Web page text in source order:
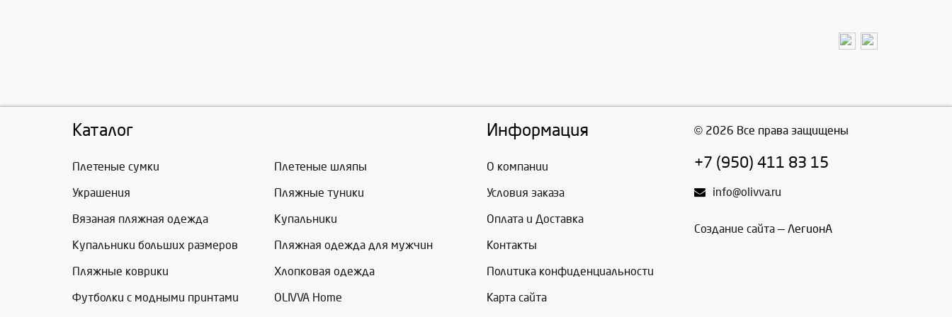
Каталог
Плетеные сумки Плетеные шляпы
Украшения Пляжные туники
Вязаная пляжная одежда Купальники
Купальники больших размеров Пляжная одежда для мужчин
Пляжные коврики Хлопковая одежда
Футболки с модными принтами OLIVVA Home
Информация
О компании
Условия заказа
Оплата и Доставка
Контакты
Политика конфиденциальности
Карта сайта
© 2026 Все права защищены
+7 (950) 411 83 15
info@olivva.ru
Создание сайта— ЛегионА